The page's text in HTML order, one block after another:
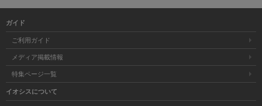
ガイド
ご利用ガイド
メディア掲載情報
特集ページ一覧
イオシスについて